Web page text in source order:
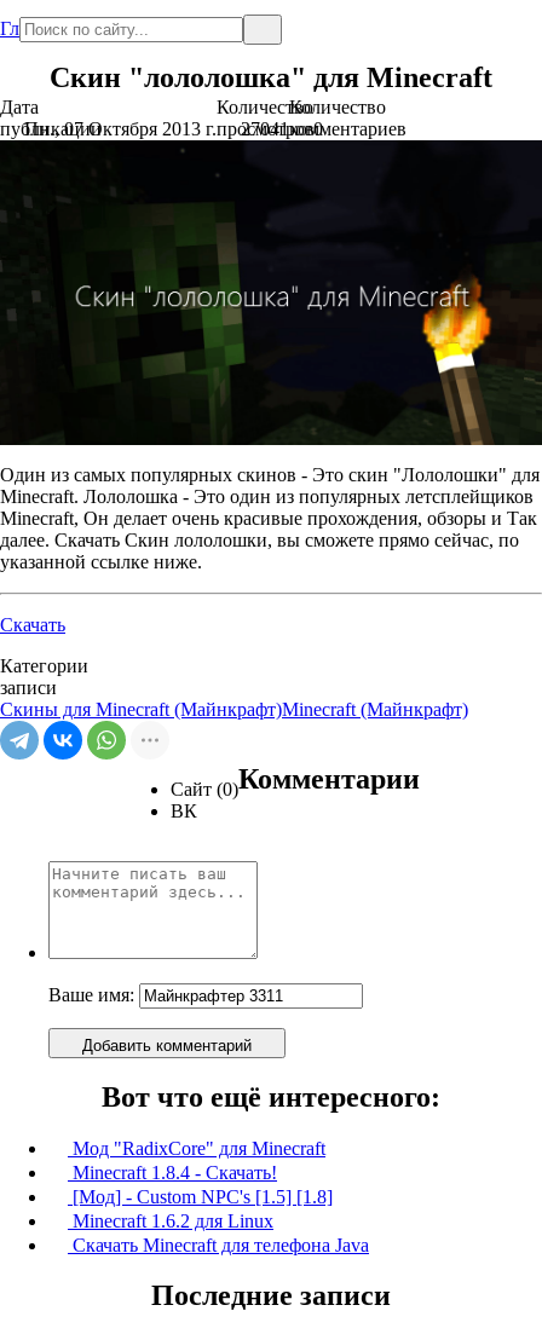
Главная
Скин "лололошка" для Minecraft
Дата
публикации
Пн., 07 Октября 2013 г.
Количество
просмотров
27041
Количество
комментариев
0
Один из самых популярных скинов - Это скин "Лололошки" для
Minecraft. Лололошка - Это один из популярных летсплейщиков
Minecraft, Он делает очень красивые прохождения, обзоры и Так
далее. Скачать Скин лололошки, вы сможете прямо сейчас, по
указанной ссылке ниже.
Скачать
Категории
записи
Скины для Minecraft (Майнкрафт)Minecraft (Майнкрафт)
Сайт (0)
ВК
Комментарии
Ваше имя:
Добавить комментарий
Вот что ещё интересного:
Мод "RadixCore" для Minecraft
Minecraft 1.8.4 - Скачать!
[Мод] - Custom NPC's [1.5] [1.8]
Minecraft 1.6.2 для Linux
Скачать Minecraft для телефона Java
Последние записи